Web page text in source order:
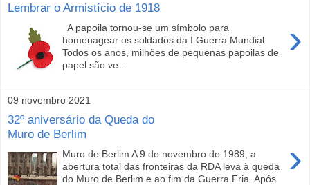
Lembrar o Armistício de 1918
›
A papoila tornou-se um símbolo para
homenagear os soldados da I Guerra Mundial
Todos os anos, milhões de pequenas papoilas de
papel são ve...
09 novembro 2021
32º aniversário da Queda do
Muro de Berlim
›
Muro de Berlim A 9 de novembro de 1989, a
abertura total das fronteiras da RDA leva à queda
do Muro de Berlim e ao fim da Guerra Fria. Após